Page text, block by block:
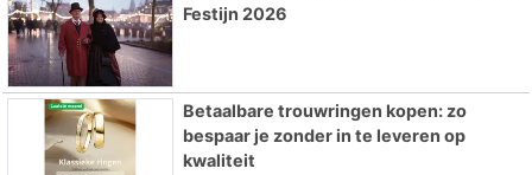
Festijn 2026
Betaalbare trouwringen kopen: zo
bespaar je zonder in te leveren op
kwaliteit